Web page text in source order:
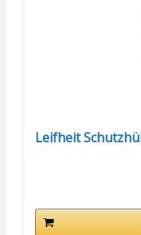
Leifheit